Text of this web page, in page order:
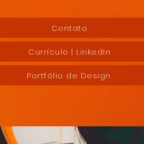
Contato
Currículo | LinkedIn
Portfólio de Design